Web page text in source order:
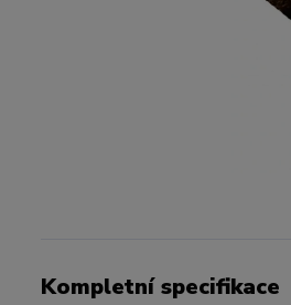
Kompletní specifikace